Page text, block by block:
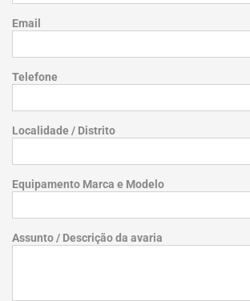
Email
Telefone
Localidade / Distrito
Equipamento Marca e Modelo
Assunto / Descrição da avaria